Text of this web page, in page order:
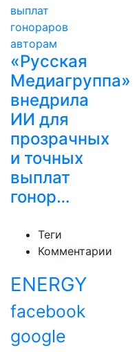
«Русская
Медиагруппа»
внедрила
ИИ для
прозрачных
и точных
выплат
гонор…
Теги
Комментарии
ENERGY
facebook
google